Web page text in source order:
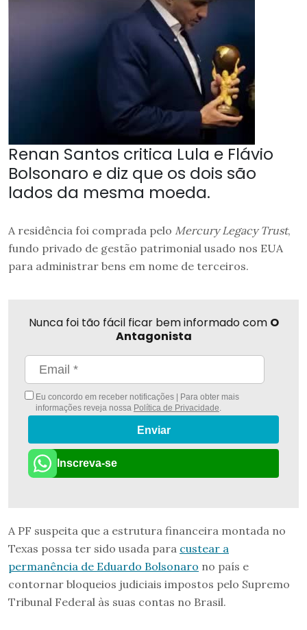
Renan Santos critica Lula e Flávio
Bolsonaro e diz que os dois são
lados da mesma moeda.
A residência foi comprada pelo Mercury Legacy Trust,
fundo privado de gestão patrimonial usado nos EUA
para administrar bens em nome de terceiros.
Nunca foi tão fácil ficar bem informado com O
Antagonista
Eu concordo em receber notificações | Para obter mais
informações reveja nossa Política de Privacidade.
Enviar
Inscreva-se
A PF suspeita que a estrutura financeira montada no
Texas possa ter sido usada para custear a
permanência de Eduardo Bolsonaro no país e
contornar bloqueios judiciais impostos pelo Supremo
Tribunal Federal às suas contas no Brasil.